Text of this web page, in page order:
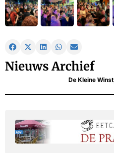
Nieuws Archief
De Kleine Winst